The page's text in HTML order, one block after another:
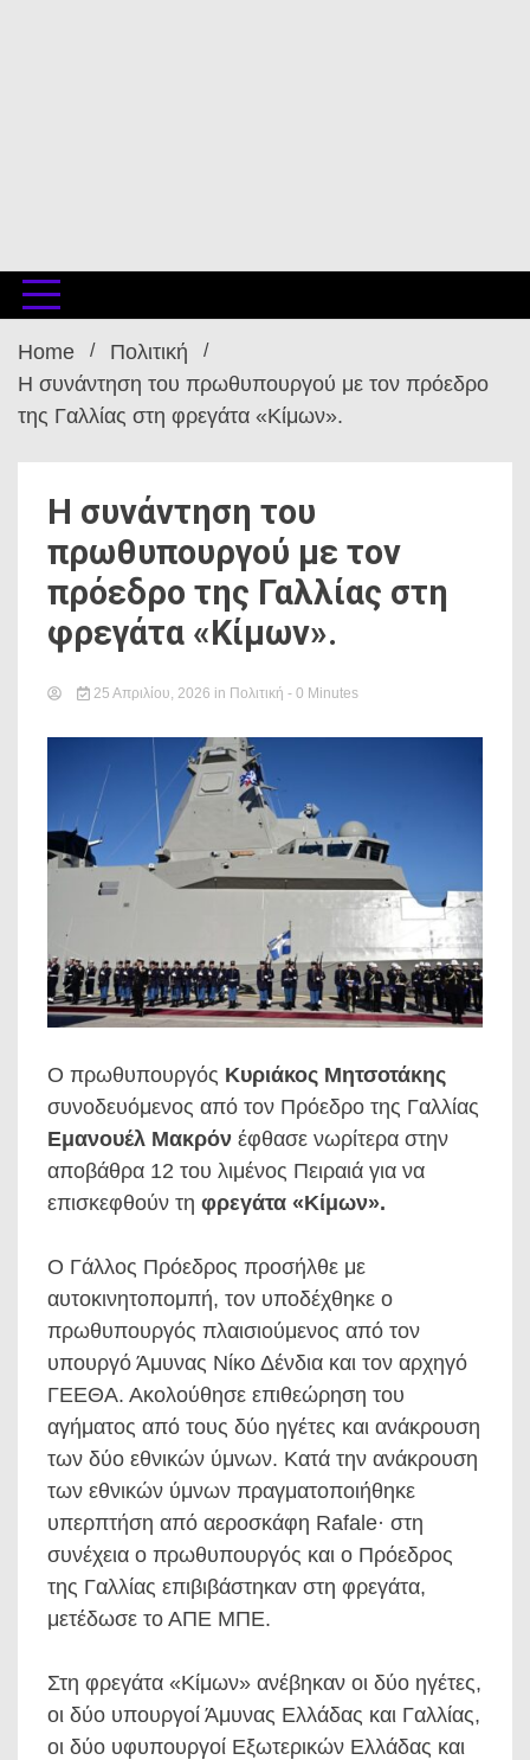
Home
Πολιτική
Η συνάντηση του πρωθυπουργού με τον πρόεδρο
της Γαλλίας στη φρεγάτα «Κίμων».
Η συνάντηση του
πρωθυπουργού με τον
πρόεδρο της Γαλλίας στη
φρεγάτα «Κίμων».
25 Απριλίου, 2026 in Πολιτική - 0 Minutes
Ο πρωθυπουργός Κυριάκος Μητσοτάκης
συνοδευόμενος από τον Πρόεδρο της Γαλλίας
Εμανουέλ Μακρόν έφθασε νωρίτερα στην
αποβάθρα 12 του λιμένος Πειραιά για να
επισκεφθούν τη φρεγάτα «Κίμων».
Ο Γάλλος Πρόεδρος προσήλθε με
αυτοκινητοπομπή, τον υποδέχθηκε ο
πρωθυπουργός πλαισιούμενος από τον
υπουργό Άμυνας Νίκο Δένδια και τον αρχηγό
ΓΕΕΘΑ. Ακολούθησε επιθεώρηση του
αγήματος από τους δύο ηγέτες και ανάκρουση
των δύο εθνικών ύμνων. Κατά την ανάκρουση
των εθνικών ύμνων πραγματοποιήθηκε
υπερπτήση από αεροσκάφη Rafale· στη
συνέχεια ο πρωθυπουργός και ο Πρόεδρος
της Γαλλίας επιβιβάστηκαν στη φρεγάτα,
μετέδωσε το ΑΠΕ ΜΠΕ.
Στη φρεγάτα «Κίμων» ανέβηκαν οι δύο ηγέτες,
οι δύο υπουργοί Άμυνας Ελλάδας και Γαλλίας,
οι δύο υφυπουργοί Εξωτερικών Ελλάδας και